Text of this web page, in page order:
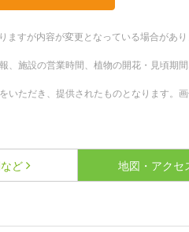
すが内容が変更となっている場合があ
施設の営業時間、植物の開花・見頃期
ただき、提供されたものとなります。
ど 地図・アクセ